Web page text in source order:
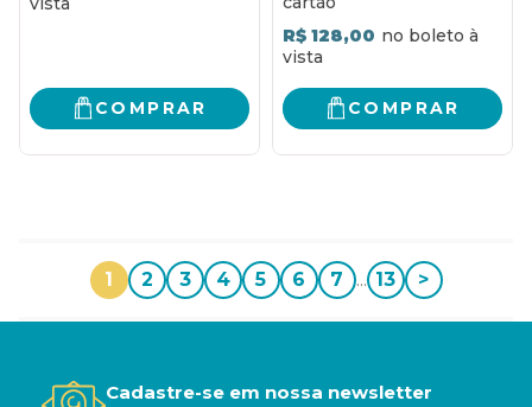
COMPRAR
R$ 128,00
COMPRAR
1 2 3 4 5 6 7 ... 13 >
Cadastre-se em nossa newsletter